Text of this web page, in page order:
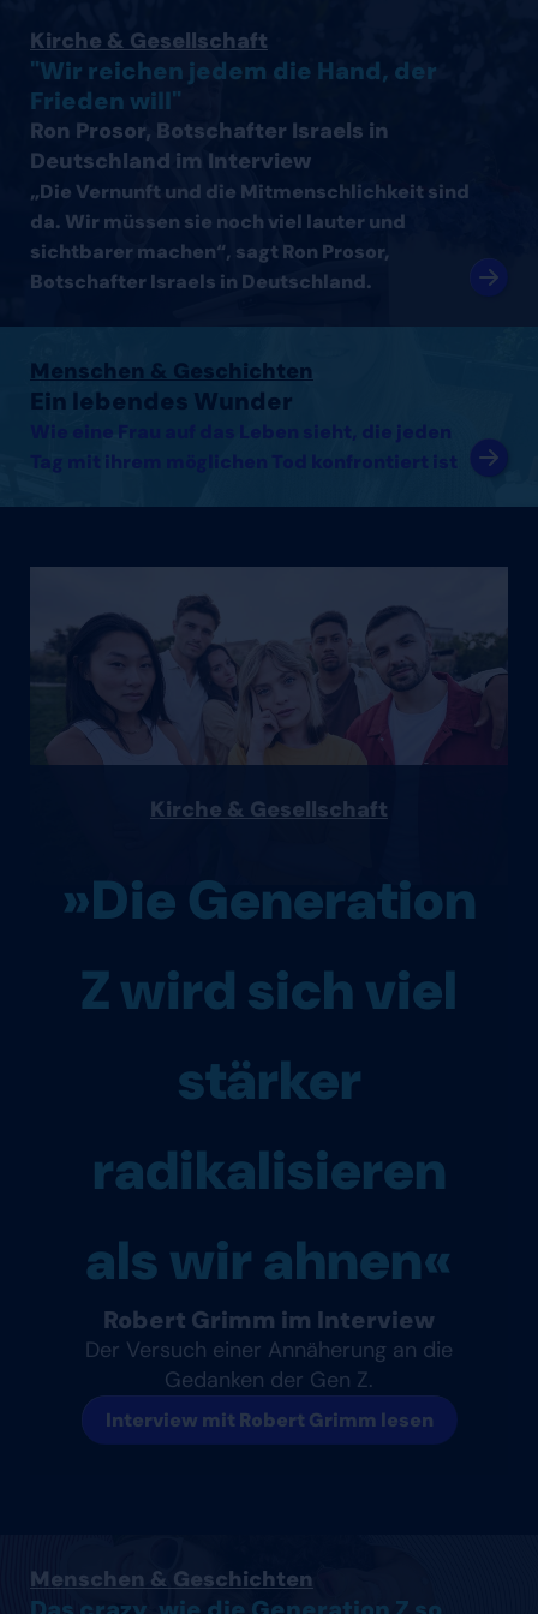
Kirche & Gesellschaft
"Wir reichen jedem die Hand, der
Frieden will"
Ron Prosor, Botschafter Israels in
Deutschland im Interview
„Die Vernunft und die Mitmenschlichkeit sind
da. Wir müssen sie noch viel lauter und
sichtbarer machen“, sagt Ron Prosor,
Botschafter Israels in Deutschland.
Menschen & Geschichten
Ein lebendes Wunder
Wie eine Frau auf das Leben sieht, die jeden
Tag mit ihrem möglichen Tod konfrontiert ist
Kirche & Gesellschaft
»Die Generation
Z wird sich viel
stärker
radikalisieren
als wir ahnen«
Robert Grimm im Interview
Der Versuch einer Annäherung an die
Gedanken der Gen Z.
Interview mit Robert Grimm lesen
Menschen & Geschichten